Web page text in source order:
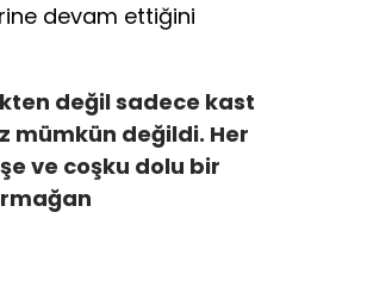
devam ettiğini
değil sadece kast
mümkün değildi. Her
ve coşku dolu bir